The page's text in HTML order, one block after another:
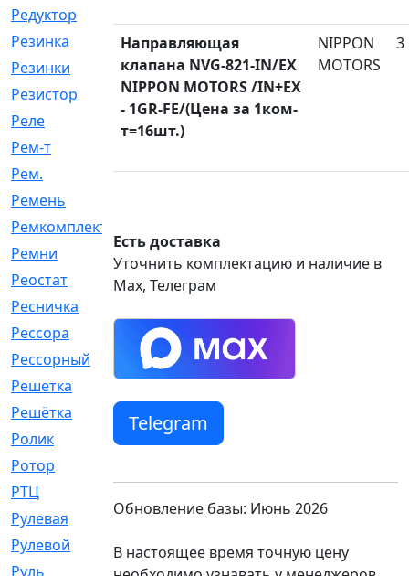
Редуктор
Резинка
[15]
Резинки
[6]
Резистор
[1]
Реле
[20]
Рем-т
Рем.
[2]
Ремень
Ремкомплект
Ремни
[21]
Реостат
[1]
Ресничка
Рессора
[51]
Рессорный
[107]
Решетка
[21]
Решётка
Ролик
[790]
Ротор
РТЦ
Рулевая
[974]
Рулевой
[585]
Руль
[12]
Направляющая
клапана NVG-821-IN/EX
NIPPON MOTORS /IN+EX
- 1GR-FE/(Цена за 1ком-
т=16шт.)
NIPPON
MOTORS
3
Есть доставка
Уточнить комплектацию и наличие в
Max, Телеграм
Telegram
Обновление базы: Июнь 2026
В настоящее время точную цену